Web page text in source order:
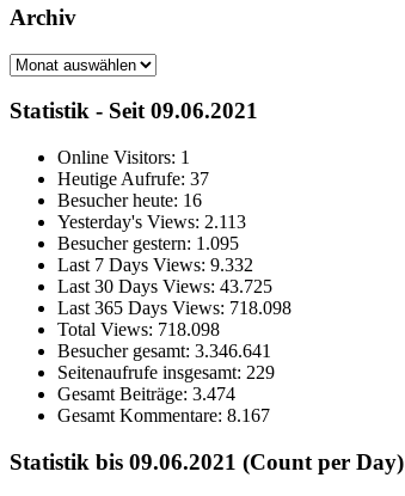
Archiv
Archiv
Statistik - Seit 09.06.2021
Online Visitors: 1
Heutige Aufrufe: 37
Besucher heute: 16
Yesterday's Views: 2.113
Besucher gestern: 1.095
Last 7 Days Views: 9.332
Last 30 Days Views: 43.725
Last 365 Days Views: 718.098
Total Views: 718.098
Besucher gesamt: 3.346.641
Seitenaufrufe insgesamt: 229
Gesamt Beiträge: 3.474
Gesamt Kommentare: 8.167
Statistik bis 09.06.2021 (Count per Day)